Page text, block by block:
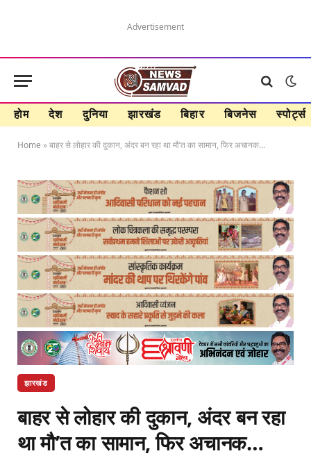
Advertisement
होम देश दुनिया झारखंड बिहार बिजनेस स्पोर्ट्स
Home »बाहर से लोहार की दुकान, अंदर बन रहा था मौ’त का सामान, फिर अचानक…
झारखंड
बाहर से लोहार की दुकान, अंदर बन रहा
था मौ’त का सामान, फिर अचानक…